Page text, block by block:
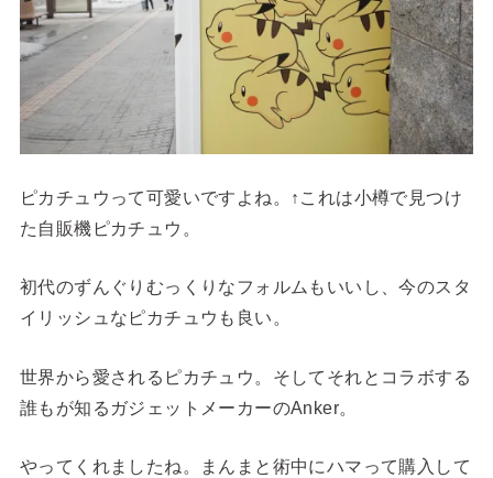
ピカチュウって可愛いですよね。↑これは小樽で見つけ
た自販機ピカチュウ。
初代のずんぐりむっくりなフォルムもいいし、今のスタ
イリッシュなピカチュウも良い。
世界から愛されるピカチュウ。そしてそれとコラボする
誰もが知るガジェットメーカーのAnker。
やってくれましたね。まんまと術中にハマって購入して